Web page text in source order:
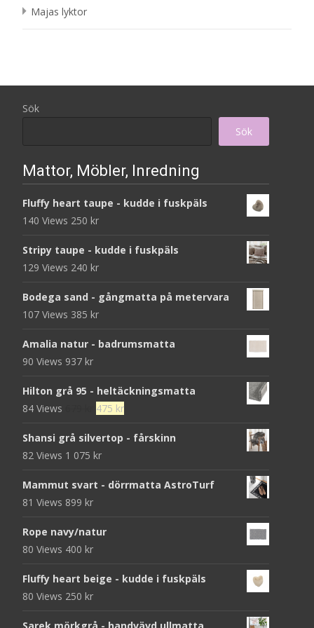
Majas lyktor
Sök
Sök
Mattor, Möbler, Inredning
Fluffy heart taupe - kudde i fuskpäls
140 Views 250 kr
Stripy taupe - kudde i fuskpäls
129 Views 240 kr
Bodega sand - gångmatta på metervara
107 Views 385 kr
Amalia natur - badrumsmatta
90 Views 937 kr
Hilton grå 95 - heltäckningsmatta
84 Views
Det
priset
var:
475 krDet
priset
Shansi grå silvertop - fårskinn
82 Views 1 075 kr
Mammut svart - dörrmatta AstroTurf
81 Views 899 kr
Rope navy/natur
80 Views 400 kr
Fluffy heart beige - kudde i fuskpäls
80 Views 250 kr
Sarek mörkgrå - handvävd ullmatta